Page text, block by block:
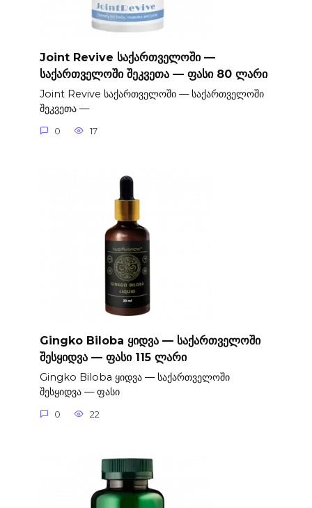
Joint Revive საქართველოში —
საქართველოში შეკვეთა — ფასი 80 ლარი
Joint Revive საქართველოში — საქართველოში
შეკვეთა —
0 17
Gingko Biloba ყიდვა — საქართველოში
შესყიდვა — ფასი 115 ლარი
Gingko Biloba ყიდვა — საქართველოში
შესყიდვა — ფასი
0 22